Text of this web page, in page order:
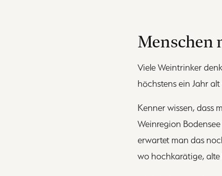
Menschen
Viele Weintrinker
höchstens ein Jahr alt
Kenner wissen, dass
Weinregion
erwartet man das
wo hochkarätige, alte